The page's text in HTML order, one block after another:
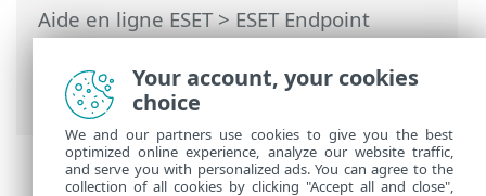
Aide en ligne ESET>ESET Endpoint
Antivirus>Configuration avancée>
Notifications> Alertes interactives>
Messages de confirmation
Your account, your cookies
choice
We and our partners use cookies to give you the best
optimized online experience, analyze our website traffic,
and serve you with personalized ads. You can agree to the
collection of all cookies by clicking "Accept all and close",